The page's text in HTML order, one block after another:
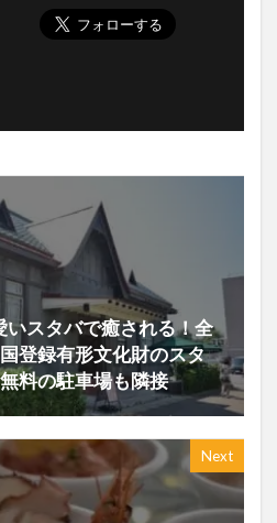
いスタバで癒される！全
登録有形文化財のスタ
料の駐車場も隣接
Next